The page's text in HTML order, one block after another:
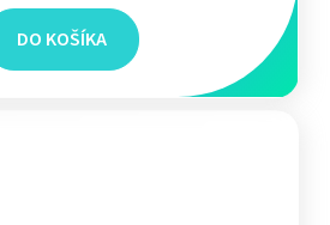
DO KOŠÍKA